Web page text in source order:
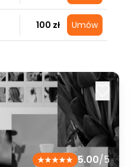
100 zł Umów
5.00/5